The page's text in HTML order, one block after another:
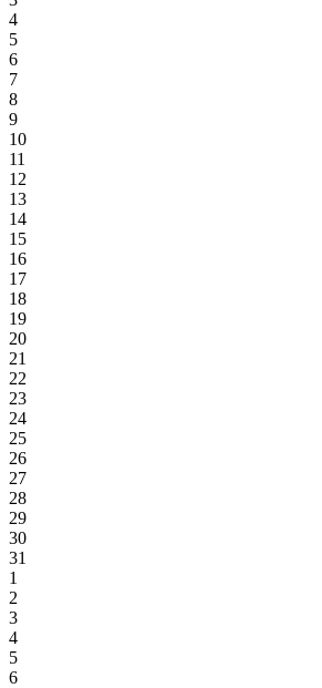
4
5
6
7
8
9
10
11
12
13
14
15
16
17
18
19
20
21
22
23
24
25
26
27
28
29
30
31
1
2
3
4
5
6